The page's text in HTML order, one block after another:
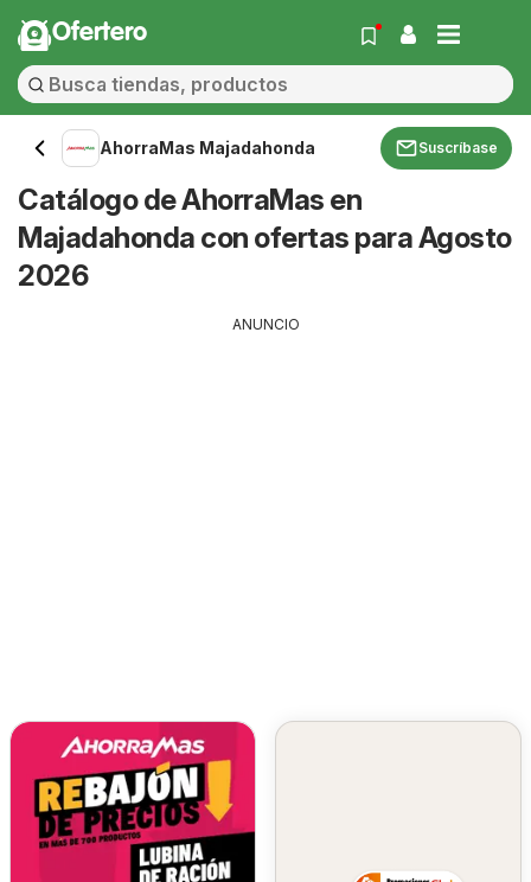
Ofertero
AhorraMas Majadahonda Suscríbase
Catálogo de AhorraMas en
Majadahonda con ofertas para Agosto
2026
ANUNCIO